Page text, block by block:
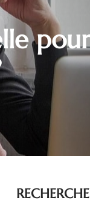
pour
RECHERCHE